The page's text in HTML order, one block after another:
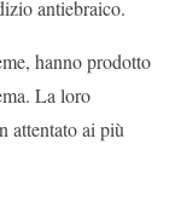
antiebraico.
hanno prodotto
La loro
attentato ai più